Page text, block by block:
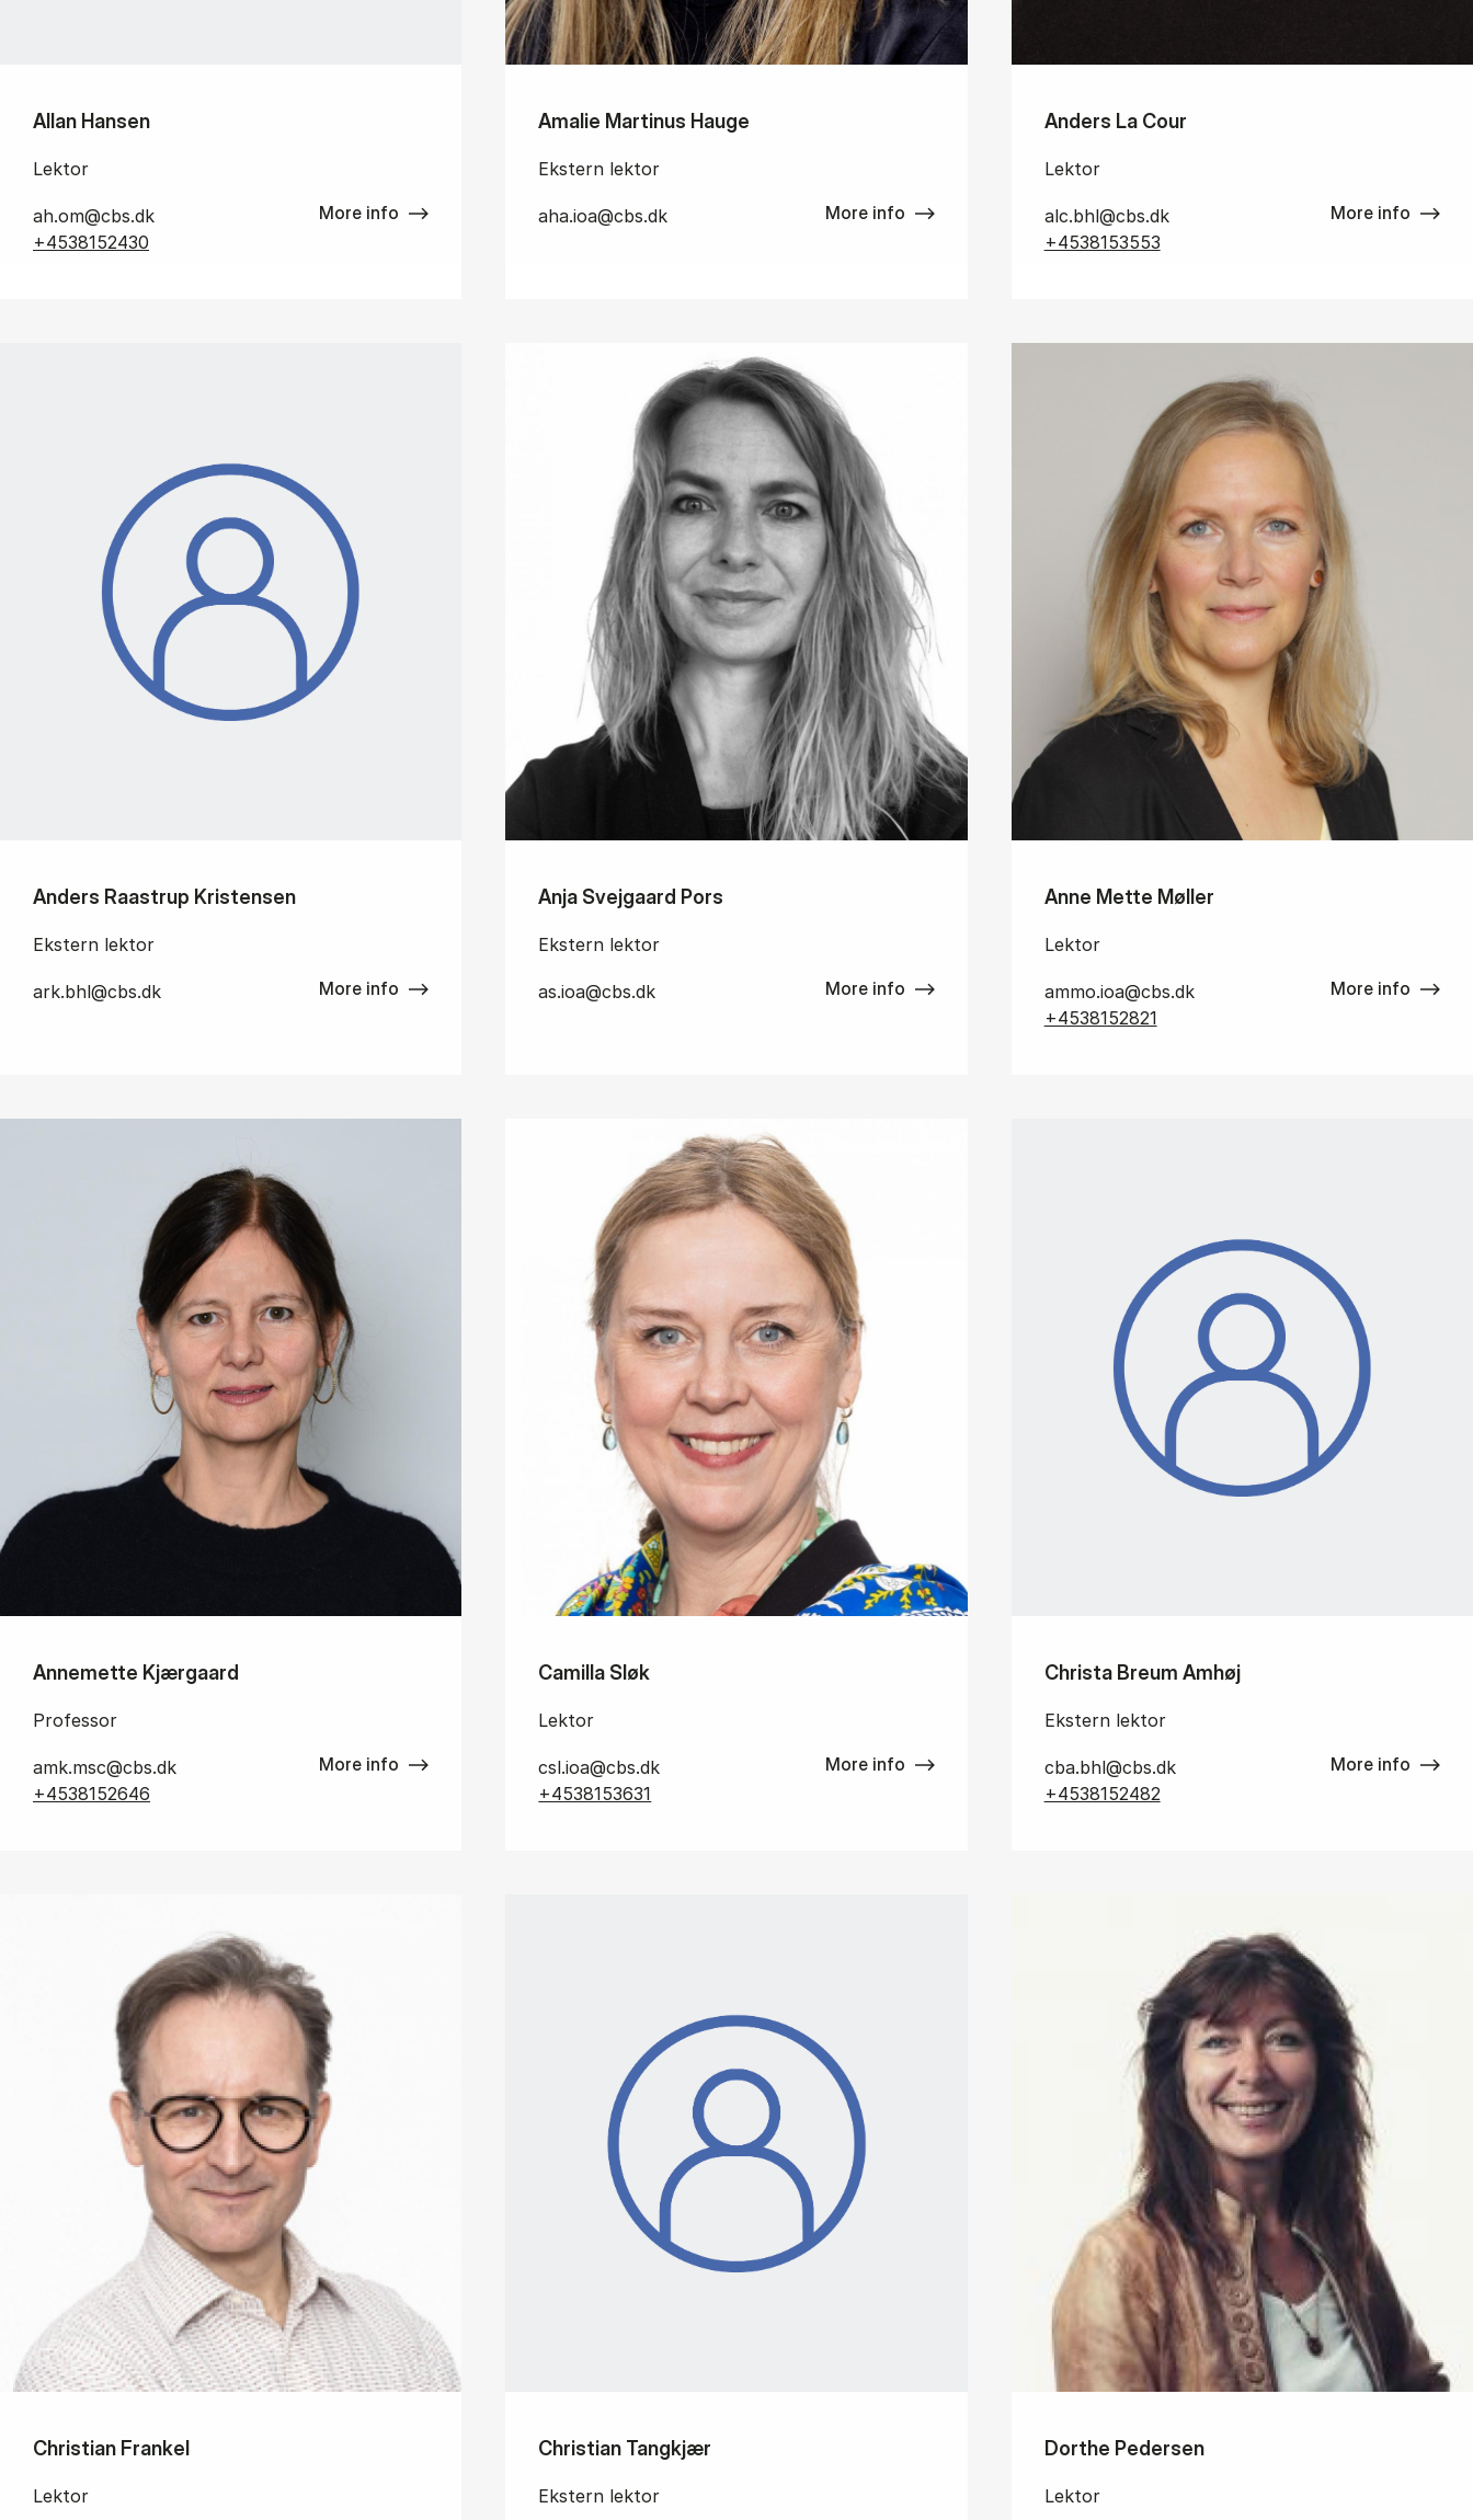
Allan Hansen
Lektor
ah.om@cbs.dk
+4538152430
More info
Amalie Martinus Hauge
Ekstern lektor
aha.ioa@cbs.dk More info
Anders La Cour
Lektor
alc.bhl@cbs.dk
+4538153553
More info
Anders Raastrup Kristensen
Ekstern lektor
ark.bhl@cbs.dk More info
Anja Svejgaard Pors
Ekstern lektor
as.ioa@cbs.dk More info
Anne Mette Møller
Lektor
ammo.ioa@cbs.dk
+4538152821
More info
Annemette Kjærgaard
Professor
amk.msc@cbs.dk
+4538152646
More info
Camilla Sløk
Lektor
csl.ioa@cbs.dk
+4538153631
More info
Christa Breum Amhøj
Ekstern lektor
cba.bhl@cbs.dk
+4538152482
More info
Christian Frankel
Lektor
Christian Tangkjær
Ekstern lektor
Dorthe Pedersen
Lektor